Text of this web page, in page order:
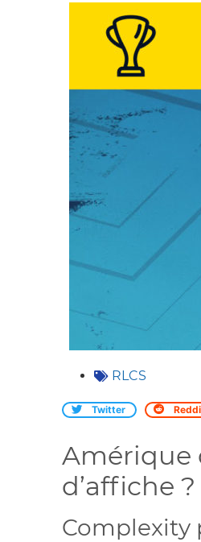
RLCS
Twitter
Amérique
d’affiche ?
Complexity